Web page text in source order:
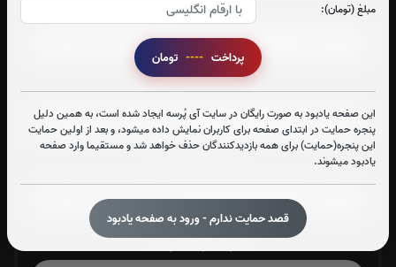
مبلغ (تومان):
پرداخت ----
این صفحه یادبود به صورت رایگان در سایت آی پُرسه ایجاد شده است، به همین دلیل
پنجره حمایت در ابتدای صفحه برای کاربران نمایش داده میشود، و بعد از اولین حمایت
این پنجره(حمایت) برای همه بازدیدکنندگان حذف خواهد شد و مستقیما وارد صفحه
یادبود میشوند.
قصد حمایت ندارم - ورود به صفحه یادبود
صوت جزء شماره 7
صوت جزء شماره 8